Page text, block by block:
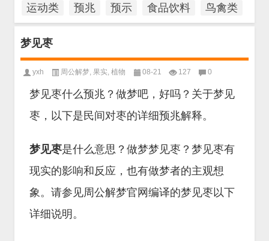
运动类
预兆 预示 食品饮料 鸟禽类
梦见枣
yxh 周公解梦, 果实, 植物 08-21 127 0
梦见枣什么预兆？做梦吧，好吗？关于梦见
枣，以下是民间对枣的详细预兆解释。
梦见枣是什么意思？做梦梦见枣？梦见枣有
现实的影响和反应，也有做梦者的主观想
象。请参见周公解梦官网编译的梦见枣以下
详细说明。